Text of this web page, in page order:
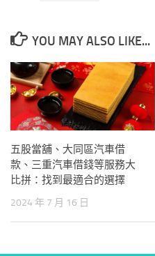
YOU MAY ALSO LIKE...
五股當舖、大同區汽車借
款、三重汽車借錢等服務大
比拼：找到最適合的選擇
2024 年 7 月 16 日